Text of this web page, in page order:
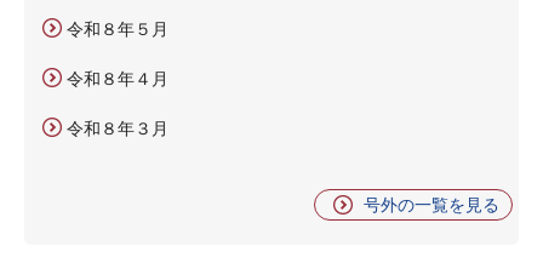
令和８年５月
令和８年４月
令和８年３月
号外の一覧を見る